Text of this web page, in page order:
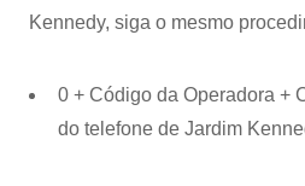
Kennedy, siga o mesmo
0 + Código da Operadora +
do telefone de Jardim